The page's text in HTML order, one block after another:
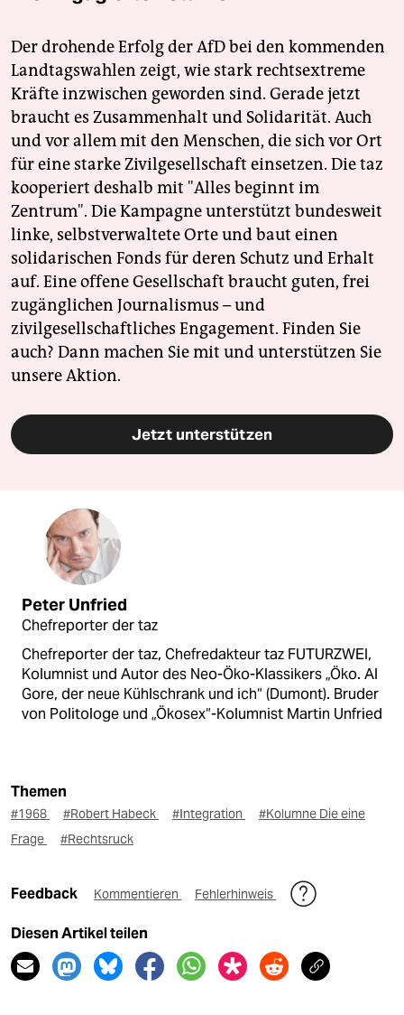
Der drohende Erfolg der AfD bei den kommenden
Landtagswahlen zeigt, wie stark rechtsextreme
Kräfte inzwischen geworden sind. Gerade jetzt
braucht es Zusammenhalt und Solidarität. Auch
und vor allem mit den Menschen, die sich vor Ort
für eine starke Zivilgesellschaft einsetzen. Die taz
kooperiert deshalb mit "Alles beginnt im
Zentrum". Die Kampagne unterstützt bundesweit
linke, selbstverwaltete Orte und baut einen
solidarischen Fonds für deren Schutz und Erhalt
auf. Eine offene Gesellschaft braucht guten, frei
zugänglichen Journalismus – und
zivilgesellschaftliches Engagement. Finden Sie
auch? Dann machen Sie mit und unterstützen Sie
unsere Aktion.
Jetzt unterstützen
Peter Unfried
Chefreporter der taz
Chefreporter der taz, Chefredakteur taz FUTURZWEI,
Kolumnist und Autor des Neo-Öko-Klassikers „Öko. Al
Gore, der neue Kühlschrank und ich“ (Dumont). Bruder
von Politologe und „Ökosex“-Kolumnist Martin Unfried
Themen
#1968 #Robert Habeck #Integration
#Kolumne Die eine
Frage
#Rechtsruck
Feedback Kommentieren Fehlerhinweis
Diesen Artikel teilen